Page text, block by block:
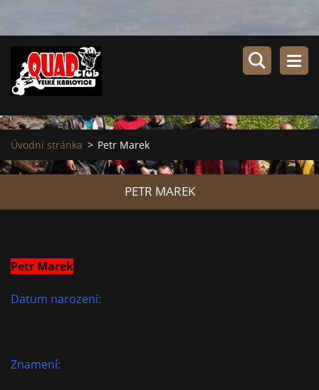
Úvodní stránka > Petr Marek
PETR MAREK
Petr Marek
Datum narození:
Znamení: